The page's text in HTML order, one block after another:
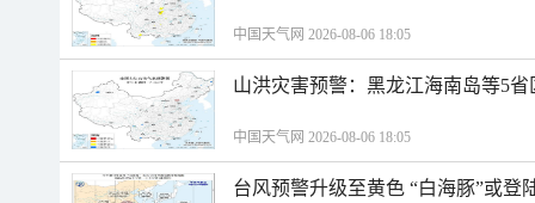
中国天气网 2026-08-06 18:05
山洪灾害预警：黑龙江海南岛等5
中国天气网 2026-08-06 18:05
台风预警升级至黄色 “白海豚”或登